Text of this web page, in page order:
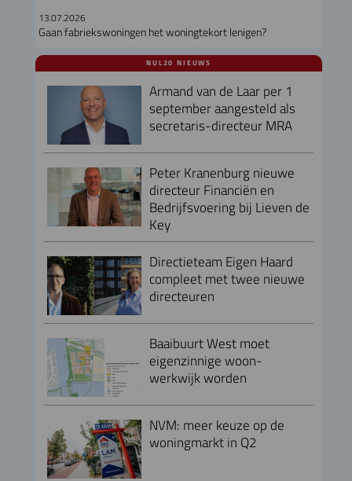
13.07.2026
Gaan fabriekswoningen het woningtekort lenigen?
NUL20 NIEUWS
Armand van de Laar per 1
september aangesteld als
secretaris-directeur MRA
Peter Kranenburg nieuwe
directeur Financiën en
Bedrijfsvoering bij Lieven de
Key
Directieteam Eigen Haard
compleet met twee nieuwe
directeuren
Baaibuurt West moet
eigenzinnige woon-
werkwijk worden
NVM: meer keuze op de
woningmarkt in Q2